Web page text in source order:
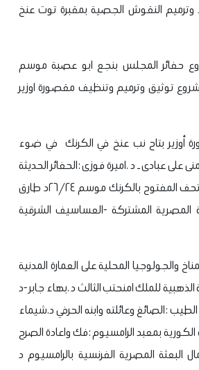
النقوش الجصية بمقبرة توت عنخ
حفائر المجلس بنجع ابو عصبة موسم
توثيق وترميم وتنظيف مقصورة اوزير
أوزير بتاح نب عنخ في الكرنك في ضوء
على عبادى ـ د .اميرة فوزى :الحفائر الحديثة
المفتوح بالكرنك موسم ٢٦/٢٤
د طارق
المصرية المشتركة -العساسيف الشرقية
والجولوجيا المحلية على العمارة المدنية
الذهبية للملك امنحتب الثالثد .بهاء جابر -د
:الصائغ وعائلته وابنه الحرفيد.شيماء
بمعبد الرامسيوم :فك واعادة الصرح
البعثة المصرية الفرنسية بالرامسيوم د